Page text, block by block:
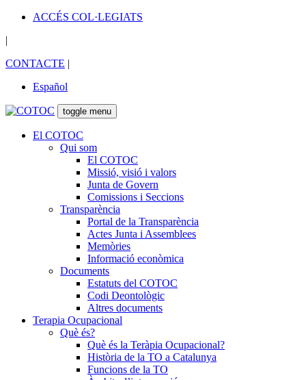
ACCÉS COL·LEGIATS
|
CONTACTE |
Español
toggle menu
El COTOC
Qui som
El COTOC
Missió, visió i valors
Junta de Govern
Comissions i Seccions
Transparència
Portal de la Transparència
Actes Junta i Assemblees
Memòries
Informació econòmica
Documents
Estatuts del COTOC
Codi Deontològic
Altres documents
Terapia Ocupacional
Què és?
Què és la Teràpia Ocupacional?
Història de la TO a Catalunya
Funcions de la TO